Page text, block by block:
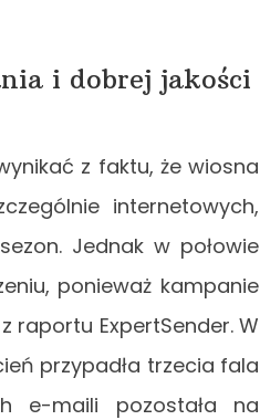
i dobrej jakości
z faktu, że wiosna
internetowych,
Jednak w połowie
ponieważ kampanie
raportu ExpertSender. W
przypadła trzecia fala
e-maili pozostała na